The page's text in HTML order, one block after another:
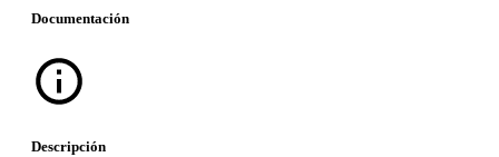
Documentación
Descripción